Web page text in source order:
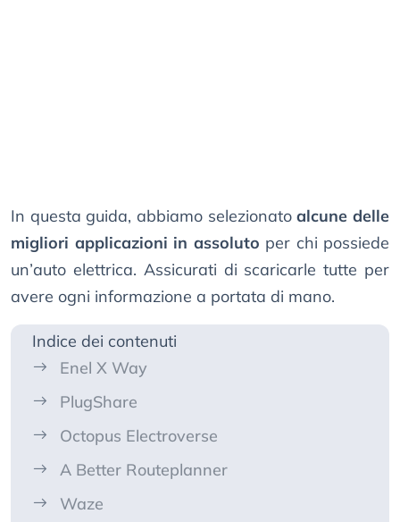
In questa guida, abbiamo selezionatoalcune delle
migliori applicazioni in assoluto per chi possiede
un’auto elettrica. Assicurati di scaricarle tutte per
avere ogni informazione a portata di mano.
Indice dei contenuti
Enel X Way
PlugShare
Octopus Electroverse
A Better Routeplanner
Waze